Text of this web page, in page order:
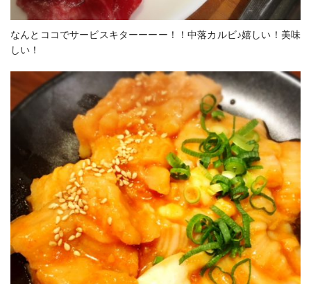
なんとココでサービスキターーーー！！中落カルビ♪嬉しい！美味
しい！